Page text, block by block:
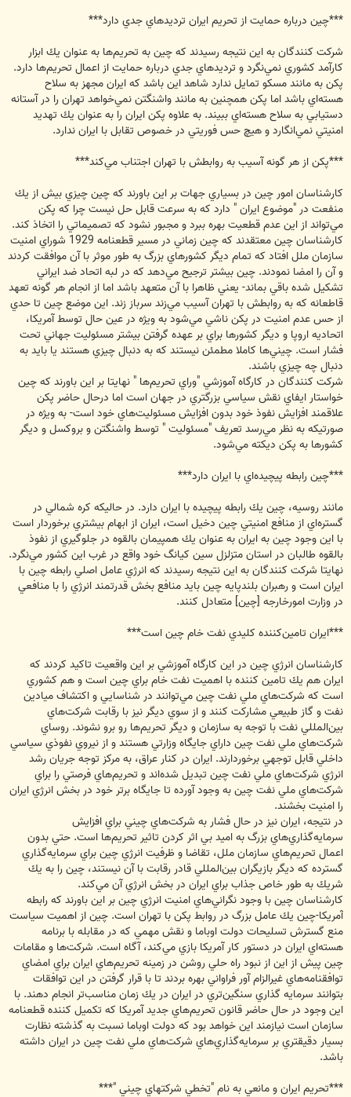
***چين درباره حمايت از تحريم ايران ترديدهاي جدي دارد***
شركت كنندگان به اين نتيجه رسيدند كه چين به تحريم‌ها به عنوان يك ابزار
كارآمد كشوري نمي‌نگرد و ترديدهاي جدي درباره حمايت از اعمال تحريم‌ها دارد.
پكن به مانند مسكو تمايل ندارد شاهد اين باشد كه ايران مجهز به سلاح
هسته‌اي باشد اما پكن همچنين به مانند واشنگتن نمي‌خواهد تهران را در آستانه
دستيابي به سلاح هسته‌‌اي ببيند. به علاوه پكن ايران را به عنوان يك تهديد
امنيتي نمي‌انگارد و هيچ حس فوريتي در خصوص تقابل با ايران ندارد.
***پكن از هر گونه آسيب به روابطش با تهران اجتناب مي‌كند***
كارشناسان امور چين در بسياري جهات بر اين باورند كه چين چيزي بيش از يك
منفعت در "موضوع ايران " دارد كه به سرعت قابل حل نيست چرا كه پكن
مي‌تواند از اين عدم قطعيت بهره ببرد و مجبور نشود كه تصميماتي را اتخاذ كند.
كارشناسان چين معتقدند كه چين زماني در مسير قطعنامه 1929 شوراي امنيت
سازمان ملل افتاد كه تمام ديگر كشورهاي بزرگ به طور موثر با آن موافقت كردند
و آن را امضا نمودند. چين بيشتر ترجيح مي‌دهد كه در لبه اتحاد ضد ايراني
تشكيل شده باقي بماند- يعني ظاهرا با آن متعهد باشد اما از انجام هر گونه تعهد
قاطعانه كه به روابطش با تهران آسيب مي‌زند سرباز زند. اين موضع چين تا حدي
از حس عدم امنيت در پكن ناشي مي‌شود به ويژه در عين حال توسط آمريكا،
اتحاديه اروپا و ديگر كشورها براي بر عهده گرفتن بيشتر مسئوليت جهاني تحت
فشار است. چيني‌ها كاملا مطمئن نيستند كه به دنبال چيزي هستند يا بايد به
دنبال چه چيزي باشند.
شركت كنندگان در كارگاه آموزشي "وراي تحريم‌ها " نهايتا بر اين باورند كه چين
خواستار ايفاي نقش سياسي بزرگتري در جهان است اما درحال حاضر پكن
علاقمند افزايش نفوذ خود بدون افزايش مسئوليت‌هاي خود است- به ويژه در
صورتيكه به نظر مي‌رسد تعريف "مسئوليت " توسط واشنگتن و بروكسل و ديگر
كشورها به پكن ديكته مي‌شود.
***چين رابطه پيچيده‌اي با ايران دارد***
مانند روسيه، چين يك رابطه پيچيده با ايران دارد. در حاليكه كره شمالي در
گستره‌اي از منافع امنيتي چين دخيل است، ايران از ابهام بيشتري برخوردار است
با اين وجود چين به ايران به عنوان يك همپيمان بالقوه در جلوگيري از نفوذ
بالقوه طالبان در استان متزلزل سين كيانگ خود واقع در غرب اين كشور مي‌نگرد.
نهايتا شركت كنندگان به اين نتيجه رسيدند كه انرژي عامل اصلي رابطه چين با
ايران است و رهبران بلندپايه چين بايد منافع بخش قدرتمند انرژي را با منافعي
در وزارت امورخارجه [چين] متعادل كنند.
***ايران تامين‌كننده كليدي نفت خام چين است***
كارشناسان انرژي چين در اين كارگاه آموزشي بر اين واقعيت تاكيد كردند كه
ايران هم يك تامين كننده با اهميت نفت خام براي چين است و هم كشوري
است كه شركت‌هاي ملي نفت چين مي‌توانند در شناسايي و اكتشاف ميادين
نفت و گاز طبيعي مشاركت كنند و از سوي ديگر نيز با رقابت شركت‌هاي
بين‌المللي نفت با توجه به سازمان و ديگر تحريم‌ها رو برو نشوند. روساي
شركت‌هاي ملي نفت چين داراي جايگاه وزارتي هستند و از نيروي نفوذي سياسي
داخلي قابل توجهي برخوردارند. ايران در كنار عراق، به مركز توجه جريان رشد
انرژي شركت‌هاي ملي نفت چين تبديل شده‌اند و تحريم‌هاي فرصتي را براي
شركت‌هاي ملي نفت چين به وجود آورده تا جايگاه برتر خود در بخش انرژي ايران
را امنيت بخشند.
در نتيجه، ايران نيز در حال فشار به شركت‌هاي چيني براي افزايش
سرمايه‌گذاري‌هاي بزرگ به اميد بي اثر كردن تاثير تحريم‌ها است. حتي بدون
اعمال تحريم‌هاي سازمان ملل، تقاضا و ظرفيت انرژي چين براي سرمايه‌گذاري
گسترده كه ديگر بازيگران بين‌المللي قادر رقابت با آن نيستند، چين را به يك
شريك به طور خاص جذاب براي ايران در بخش انرژي آن مي‌كند.
كارشناسان چين با وجود نگراني‌هاي امنيت انرژي چين بر اين باورند كه رابطه
آمريكا-چين يك عامل بزرگ در روابط پكن با تهران است. چين از اهميت سياست
منع گسترش تسليحات دولت اوباما و نقش مهمي كه در مقابله با برنامه
هسته‌اي ايران در دستور كار آمريكا بازي مي‌كند، آگاه است. شركت‌ها و مقامات
چين پيش از اين از نبود راه حلي روشن در زمينه تحريم‌هاي ايران براي امضاي
توافقنامه‌هاي غيرالزام آور فراواني بهره بردند تا با قرار گرفتن در اين توافقات
بتوانند سرمايه گذاري سنگين‌تري در ايران در يك زمان مناسب‌تر انجام دهند. با
اين وجود در حال حاضر قانون تحريم‌هاي جديد آمريكا كه تكميل كننده قطعنامه
سازمان است نيازمند اين خواهد بود كه دولت اوباما نسبت به گذشته نظارت
بسيار دقيقتري بر سرمايه‌گذاري‌هاي شركت‌هاي ملي نفت چين در ايران داشته
باشد.
***تحريم ايران و مانعي به نام "تخطي شركتهاي چيني "***